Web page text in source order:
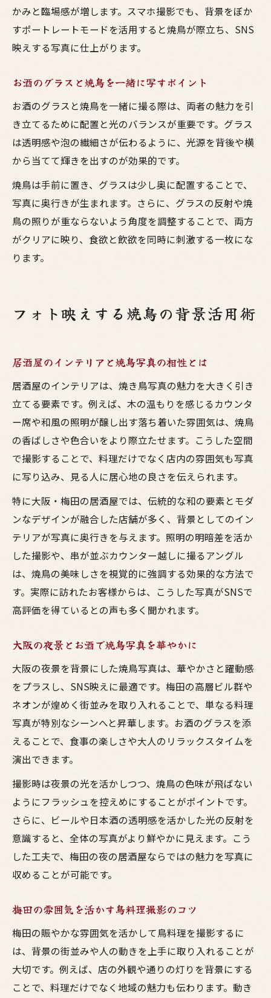
かみと臨場感が増します。スマホ撮影でも、背景をぼか
すポートレートモードを活用すると焼鳥が際立ち、SNS
映えする写真に仕上がります。
お酒のグラスと焼鳥を一緒に写すポイント
お酒のグラスと焼鳥を一緒に撮る際は、両者の魅力を引
き立てるために配置と光のバランスが重要です。グラス
は透明感や泡の繊細さが伝わるように、光源を背後や横
から当てて輝きを出すのが効果的です。
焼鳥は手前に置き、グラスは少し奥に配置することで、
写真に奥行きが生まれます。さらに、グラスの反射や焼
鳥の照りが重ならないよう角度を調整することで、両方
がクリアに映り、食欲と飲欲を同時に刺激する一枚にな
ります。
フォト映えする焼鳥の背景活用術
居酒屋のインテリアと焼鳥写真の相性とは
居酒屋のインテリアは、焼き鳥写真の魅力を大きく引き
立てる要素です。例えば、木の温もりを感じるカウンタ
ー席や和風の照明が醸し出す落ち着いた雰囲気は、焼鳥
の香ばしさや色合いをより際立たせます。こうした空間
で撮影することで、料理だけでなく店内の雰囲気も写真
に写り込み、見る人に居心地の良さを伝えられます。
特に大阪・梅田の居酒屋では、伝統的な和の要素とモダ
ンなデザインが融合した店舗が多く、背景としてのイン
テリアが写真に奥行きを与えます。照明の明暗差を活か
した撮影や、串が並ぶカウンター越しに撮るアングル
は、焼鳥の美味しさを視覚的に強調する効果的な方法で
す。実際に訪れたお客様からは、こうした写真がSNSで
高評価を得ているとの声も多く聞かれます。
大阪の夜景とお酒で焼鳥写真を華やかに
大阪の夜景を背景にした焼鳥写真は、華やかさと躍動感
をプラスし、SNS映えに最適です。梅田の高層ビル群や
ネオンが煌めく街並みを取り入れることで、単なる料理
写真が特別なシーンへと昇華します。お酒のグラスを添
えることで、食事の楽しさや大人のリラックスタイムを
演出できます。
撮影時は夜景の光を活かしつつ、焼鳥の色味が飛ばない
ようにフラッシュを控えめにすることがポイントです。
さらに、ビールや日本酒の透明感を活かした光の反射を
意識すると、全体の写真がより鮮やかに見えます。こう
した工夫で、梅田の夜の居酒屋ならではの魅力を写真に
収めることが可能です。
梅田の雰囲気を活かす鳥料理撮影のコツ
梅田の賑やかな雰囲気を活かして鳥料理を撮影するに
は、背景の街並みや人の動きを上手に取り入れることが
大切です。例えば、店の外観や通りの灯りを背景にする
ことで、料理だけでなく地域の魅力も伝わります。動き